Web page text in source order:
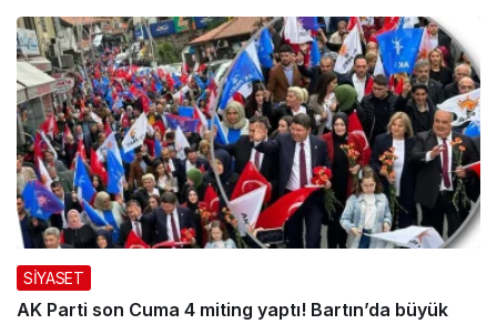
SİYASET
AK Parti son Cuma 4 miting yaptı! Bartın’da büyük